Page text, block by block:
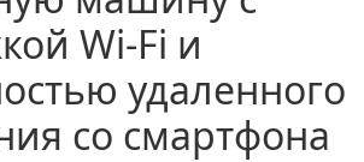
Wi-Fi и
удаленного
со смартфона